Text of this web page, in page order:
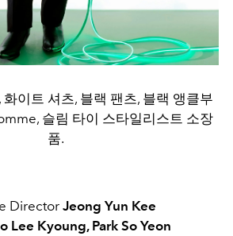
이트 셔츠, 블랙 팬츠, 블랙 앵클부
슬림 타이 스타일리스트 소장
품.
Director Jeong Yun Kee
Lee Kyoung, Park So Yeon